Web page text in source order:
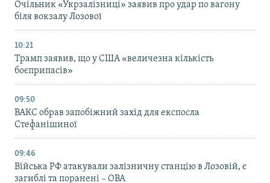
Очільник «Укрзалізниці» заявив про удар по вагону
біля вокзалу Лозової
10:21
Трамп заявив, що у США «величезна кількість
боєприпасів»
09:50
ВАКС обрав запобіжний захід для експосла
Стефанішиної
09:46
Війська РФ атакували залізничну станцію в Лозовій, є
загиблі та поранені – ОВА